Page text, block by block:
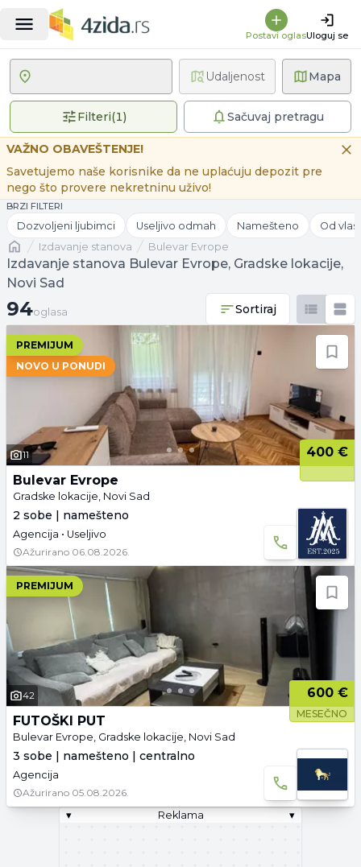
Postavi oglasUloguj se
Mapa
Filteri(1)1 primenjen filterSačuvaj pretragu
Udaljenost
VAŽNO OBAVEŠTENJE!
Savetujemo naše korisnike da ne uplaćuju depozit pre
nego što provere nekretninu uživo!
BRZI FILTERI
Dozvoljeni ljubimci Useljivo odmah Namešteno Od
Naslovnaizdavanje stanova Bulevar Evrope
Izdavanje stanova Bulevar Evrope, Gradske lokacije,
Novi Sad
94 oglasa
94oglasa Sortiraj
PREMIJUM
NOVO U PONUDI
11
400 €
Bulevar Evrope
Gradske lokacije, Novi Sad
2 sobe | namešteno
Agencija • Useljivo
Ažurirano 06.08.2026.
PREMIJUM
42 600 €
MESEČNO
FUTOŠKI PUT
Bulevar Evrope, Gradske lokacije, Novi Sad
3 sobe | namešteno | centralno
Agencija
Ažurirano 05.08.2026.
▾
Reklama ▾